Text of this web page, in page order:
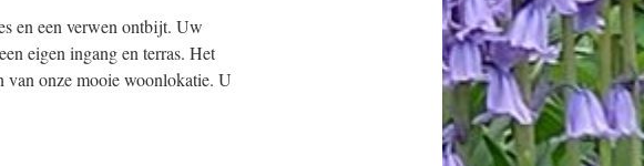
en een verwen ontbijt. Uw
eigen ingang en terras. Het
van onze mooie woonlokatie. U